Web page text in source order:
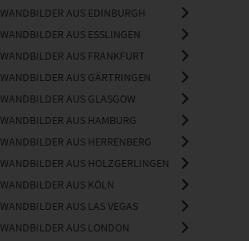
WANDBILDER AUS EDINBURGH
WANDBILDER AUS ESSLINGEN
WANDBILDER AUS FRANKFURT
WANDBILDER AUS GÄRTRINGEN
WANDBILDER AUS GLASGOW
WANDBILDER AUS HAMBURG
WANDBILDER AUS HERRENBERG
WANDBILDER AUS HOLZGERLINGEN
WANDBILDER AUS KÖLN
WANDBILDER AUS LAS VEGAS
WANDBILDER AUS LONDON